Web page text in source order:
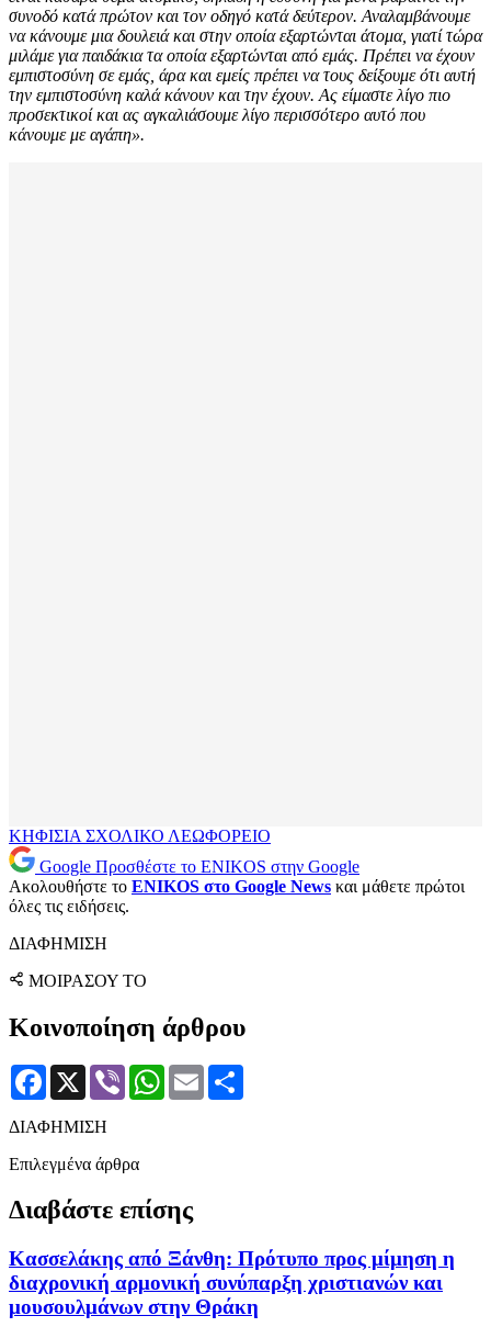
συνοδό κατά πρώτον και τον οδηγό κατά δεύτερον. Αναλαμβάνουμε
να κάνουμε μια δουλειά και στην οποία εξαρτώνται άτομα, γιατί τώρα
μιλάμε για παιδάκια τα οποία εξαρτώνται από εμάς. Πρέπει να έχουν
εμπιστοσύνη σε εμάς, άρα και εμείς πρέπει να τους δείξουμε ότι αυτή
την εμπιστοσύνη καλά κάνουν και την έχουν. Ας είμαστε λίγο πιο
προσεκτικοί και ας αγκαλιάσουμε λίγο περισσότερο αυτό που
κάνουμε με αγάπη».
ΚΗΦΙΣΙΑ ΣΧΟΛΙΚΟ ΛΕΩΦΟΡΕΙΟ
Google Προσθέστε το ENIKOS στην Google
Ακολουθήστε το ENIKOS στο Google News και μάθετε πρώτοι
όλες τις ειδήσεις.
ΔΙΑΦΗΜΙΣΗ
ΜΟΙΡΑΣΟΥ ΤΟ
Κοινοποίηση άρθρου
Facebook
X Viber WhatsApp
Email
ΔΙΑΦΗΜΙΣΗ
Επιλεγμένα άρθρα
Διαβάστε επίσης
Κασσελάκης από Ξάνθη: Πρότυπο προς μίμηση η
διαχρονική αρμονική συνύπαρξη χριστιανών και
μουσουλμάνων στην Θράκη